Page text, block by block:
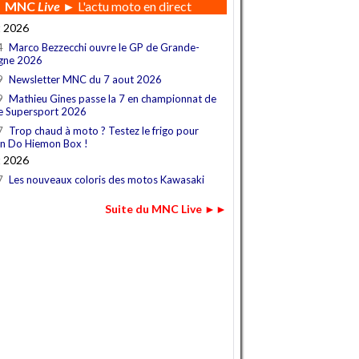
MNCLive► L'actu moto en direct
2026
Marco Bezzecchi ouvre le GP de Grande-
2026
Newsletter MNC du 7 aout 2026
Mathieu Gines passe la 7 en championnat de
Supersport 2026
Trop chaud à moto ? Testez le frigo pour
Do Hiemon Box !
2026
Les nouveaux coloris des motos Kawasaki
Suite du MNC Live ►►